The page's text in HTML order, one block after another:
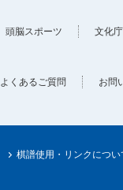
頭脳スポーツ 文化
よくあるご質問 お問
棋譜使用・リンクについ